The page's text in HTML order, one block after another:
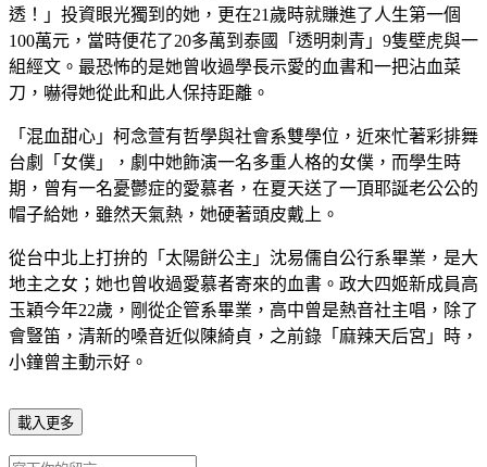
透！」投資眼光獨到的她，更在21歲時就賺進了人生第一個
100萬元，當時便花了20多萬到泰國「透明刺青」9隻壁虎與一
組經文。最恐怖的是她曾收過學長示愛的血書和一把沾血菜
刀，嚇得她從此和此人保持距離。
「混血甜心」柯念萱有哲學與社會系雙學位，近來忙著彩排舞
台劇「女僕」，劇中她飾演一名多重人格的女僕，而學生時
期，曾有一名憂鬱症的愛慕者，在夏天送了一頂耶誕老公公的
帽子給她，雖然天氣熱，她硬著頭皮戴上。
從台中北上打拚的「太陽餅公主」沈易儒自公行系畢業，是大
地主之女；她也曾收過愛慕者寄來的血書。政大四姬新成員高
玉穎今年22歲，剛從企管系畢業，高中曾是熱音社主唱，除了
會豎笛，清新的嗓音近似陳綺貞，之前錄「麻辣天后宮」時，
小鐘曾主動示好。
載入更多